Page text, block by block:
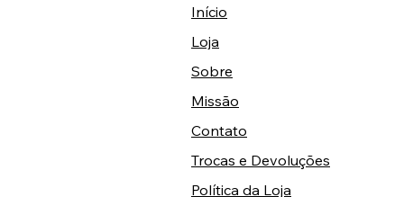
Início
Loja
Sobre
Missão
Contato
Trocas e Devoluções
Política da Loja